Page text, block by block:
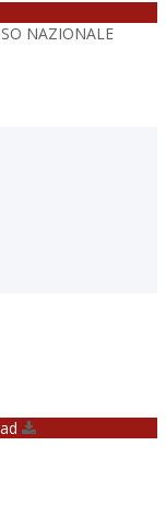
NAZIONALE